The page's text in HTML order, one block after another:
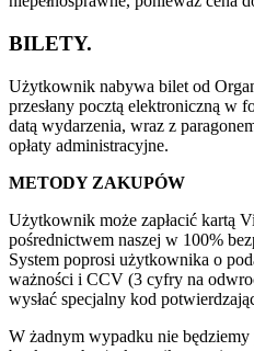
BILETY.
Użytkownik nabywa bilet od
przesłany pocztą elektroniczną w
datą wydarzenia, wraz z
opłaty administracyjne.
METODY ZAKUPÓW
Użytkownik może zapłacić kartą
pośrednictwem naszej w 100%
System poprosi użytkownika o
ważności i CCV (3 cyfry na
wysłać specjalny kod
W żadnym wypadku nie